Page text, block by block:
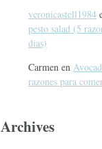
veronicastell1984
pesto salad (5
dias)
Carmen en
razones para
Archives